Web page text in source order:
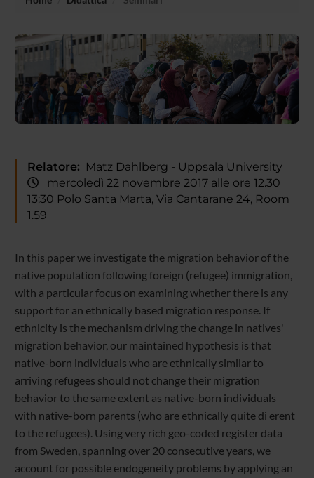
Relatore: Matz Dahlberg - Uppsala University
mercoledì 22 novembre 2017 alle ore 12.30
13:30 Polo Santa Marta, Via Cantarane 24, Room
1.59
In this paper we investigate the migration behavior of the
native population following foreign (refugee) immigration,
with a particular focus on examining whether there is any
support for an ethnically based migration response. If
ethnicity is the mechanism driving the change in natives'
migration behavior, our maintained hypothesis is that
native-born individuals who are ethnically similar to
arriving refugees should not change their migration
behavior to the same extent as native-born individuals
with native-born parents (who are ethnically quite di erent
to the refugees). Using very rich geo-coded register data
from Sweden, spanning over 20 consecutive years, we
account for possible endogeneity problems by applying an